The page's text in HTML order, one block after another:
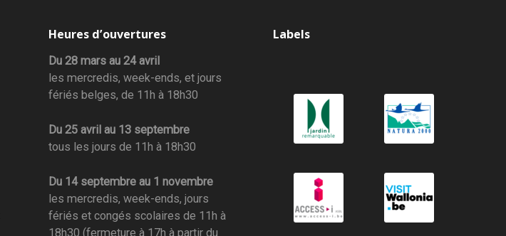
Heures d’ouvertures
Du 28 mars au 24 avril
les mercredis, week-ends, et jours
fériés belges, de 11h à 18h30
Du 25 avril au 13 septembre
tous les jours de 11h à 18h30
Du 14 septembre au 1 novembre
les mercredis, week-ends, jours
fériés et congés scolaires de 11h à
18h30 (fermeture à 17h à partir du
Labels